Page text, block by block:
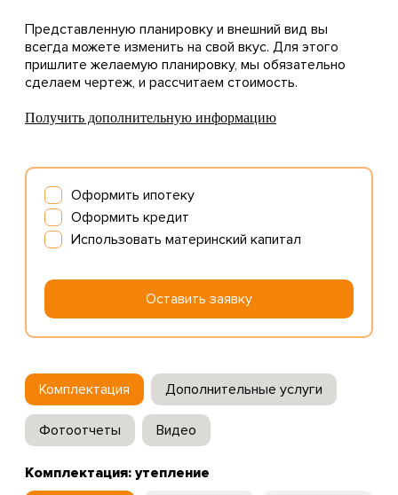
Представленную планировку и внешний вид вы
всегда можете изменить на свой вкус. Для этого
пришлите желаемую планировку, мы обязательно
сделаем чертеж, и рассчитаем стоимость.
Получить дополнительную информацию
Оформить ипотеку
Оформить кредит
Использовать материнский капитал
Оставить заявку
Комплектация Дополнительные услуги
Фотоотчеты Видео
Комплектация: утепление